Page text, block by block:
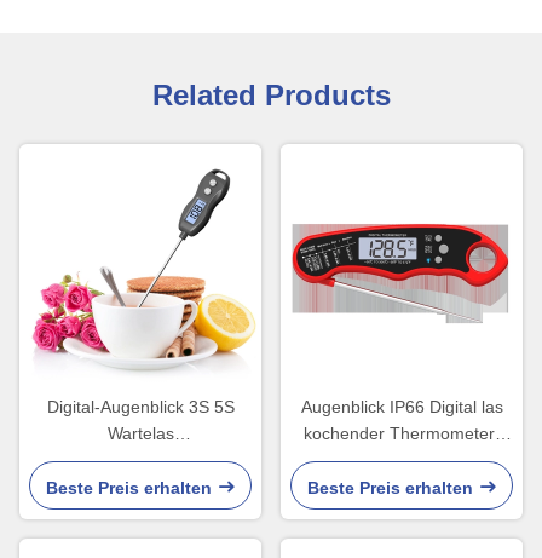
Related Products
Digital-Augenblick 3S 5S
Wartelas
Nahrungsmittelthermometer
mit Abdeckung
Beste Preis erhalten
Augenblick IP66 Digital las
kochender Thermometer-
Edelstahl-Sonden-Art
Beste Preis erhalten